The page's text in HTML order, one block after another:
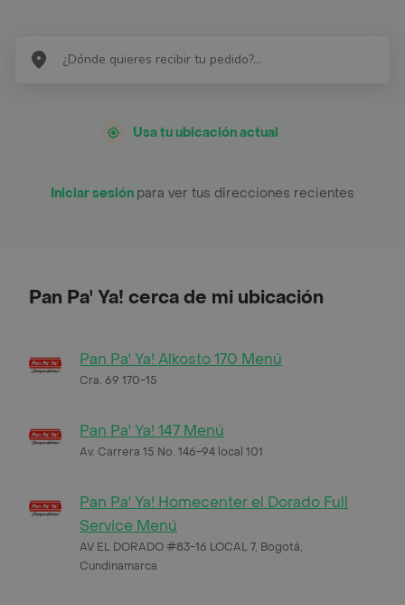
Usa tu ubicación actual
Iniciar sesión para ver tus direcciones recientes
Pan Pa' Ya! cerca de mi ubicación
Pan Pa' Ya! Alkosto 170 Menú
Cra. 69 170-15
Pan Pa' Ya! 147 Menú
Av. Carrera 15 No. 146-94 local 101
Pan Pa' Ya! Homecenter el Dorado Full
Service Menú
AV EL DORADO #83-16 LOCAL 7, Bogotá,
Cundinamarca